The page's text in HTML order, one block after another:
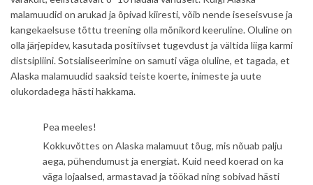
malamuudid on arukad ja õpivad kiiresti, võib nende iseseisvuse ja
kangekaelsuse tõttu treening olla mõnikord keeruline. Oluline on
olla järjepidev, kasutada positiivset tugevdust ja vältida liiga karmi
distsipliini. Sotsialiseerimine on samuti väga oluline, et tagada, et
Alaska malamuudid saaksid teiste koerte, inimeste ja uute
olukordadega hästi hakkama.
Pea meeles!
Kokkuvõttes on Alaska malamuut tõug, mis nõuab palju
aega, pühendumust ja energiat. Kuid need koerad on ka
väga lojaalsed, armastavad ja töökad ning sobivad hästi